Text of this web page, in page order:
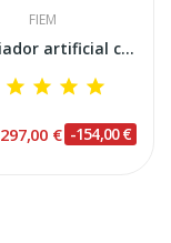
FIEM
FIEM criador artificial caliente
297,00 € -154,00 €